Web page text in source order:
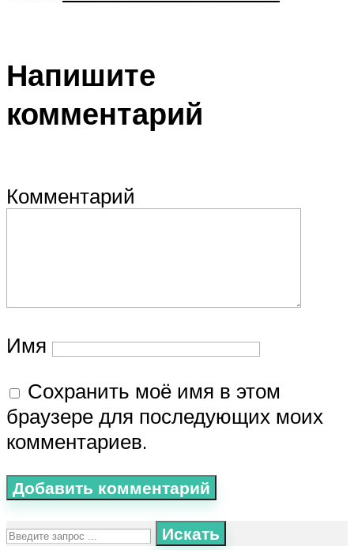
Напишите
комментарий
Комментарий
Имя
Сохранить моё имя в этом
браузере для последующих моих
комментариев.
Искать